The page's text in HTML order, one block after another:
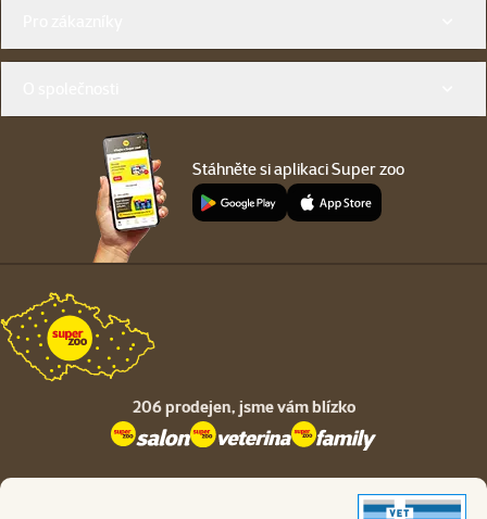
Stáhněte si aplikaci Super zoo
206 prodejen, jsme vám blízko